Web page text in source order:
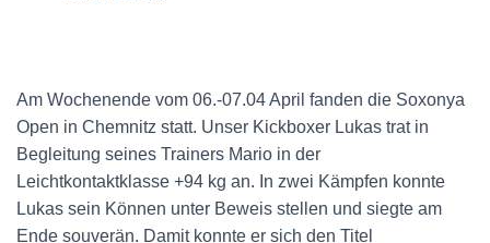
Am Wochenende vom 06.-07.04 April fanden die Soxonya
Open in Chemnitz statt. Unser Kickboxer Lukas trat in
Begleitung seines Trainers Mario in der
Leichtkontaktklasse +94 kg an. In zwei Kämpfen konnte
Lukas sein Können unter Beweis stellen und siegte am
Ende souverän. Damit konnte er sich den Titel